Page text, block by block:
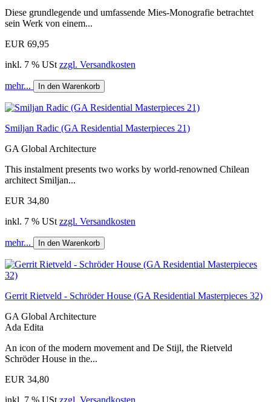
Diese grundlegende und umfassende Mies-Monografie betrachtet
sein Werk von einem...
EUR 69,95
inkl. 7 % USt zzgl. Versandkosten
mehr... In den Warenkorb
Smiljan Radic (GA Residential Masterpieces 21)
GA Global Architecture
This instalment presents two works by world-renowned Chilean
architect Smiljan...
EUR 34,80
inkl. 7 % USt zzgl. Versandkosten
mehr... In den Warenkorb
Gerrit Rietveld - Schröder House (GA Residential Masterpieces 32)
GA Global Architecture
Ada Edita
An icon of the modern movement and De Stijl, the Rietveld
Schröder House in the...
EUR 34,80
inkl. 7 % USt zzgl. Versandkosten